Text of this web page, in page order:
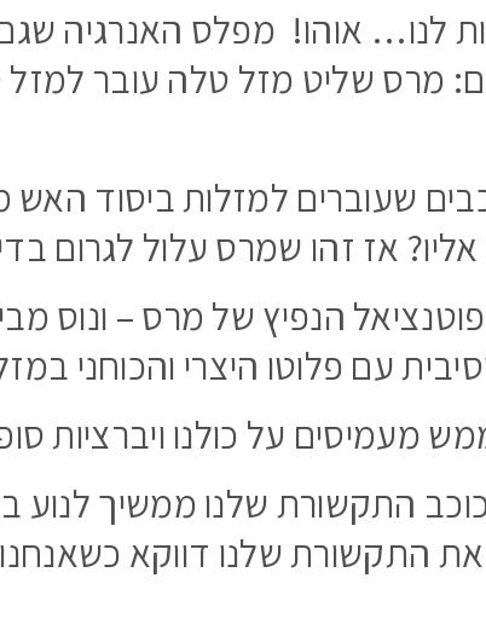
לנו… אוהו! מפלס האנרגיה
מרס שליט מזל טלה עובר למזל
שעוברים למזלות ביסוד
אז זהו שמרס עלול לגרום
הנפיץ של מרס – ונוס
עם פלוטו היצרי והכוחני
על כולנו ויברציות
התקשורת שלנו ממשיך לנוע
התקשורת שלנו דווקא כשאנחנו